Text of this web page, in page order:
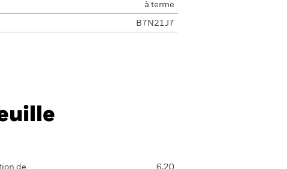
à terme
B7N21J7
de 6,20